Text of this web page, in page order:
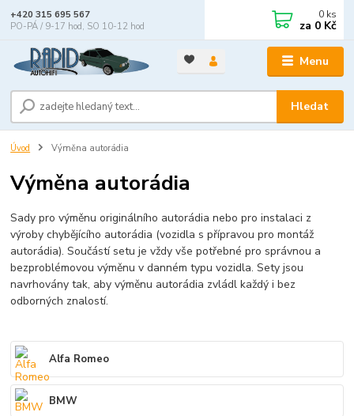
Menu
Hledat
+420 315 695 567
PO-PÁ / 9-17 hod, SO 10-12 hod
0 ks
za 0 Kč
Úvod Výměna autorádia
Výměna autorádia
Sady pro výměnu originálního autorádia nebo pro instalaci z
výroby chybějícího autorádia (vozidla s přípravou pro montáž
autorádia). Součástí setu je vždy vše potřebné pro správnou a
bezproblémovou výměnu v danném typu vozidla. Sety jsou
navrhovány tak, aby výměnu autorádia zvládl každý i bez
odborných znalostí.
Alfa Romeo
BMW